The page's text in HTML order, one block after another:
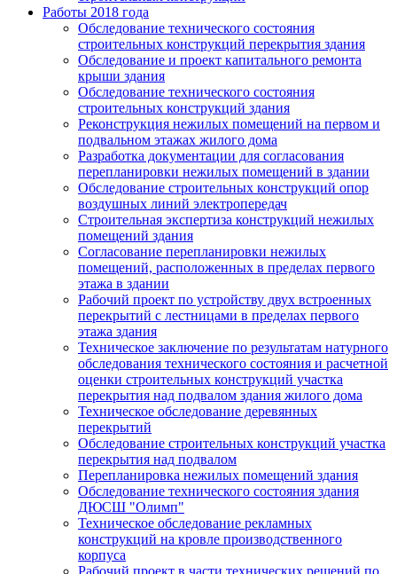
Работы 2018 года
Обследование технического состояния
строительных конструкций перекрытия здания
Обследование и проект капитального ремонта
крыши здания
Обследование технического состояния
строительных конструкций здания
Реконструкция нежилых помещений на первом и
подвальном этажах жилого дома
Разработка документации для согласования
перепланировки нежилых помещений в здании
Обследование строительных конструкций опор
воздушных линий электропередач
Строительная экспертиза конструкций нежилых
помещений здания
Согласование перепланировки нежилых
помещений, расположенных в пределах первого
этажа в здании
Рабочий проект по устройству двух встроенных
перекрытий с лестницами в пределах первого
этажа здания
Техническое заключение по результатам натурного
обследования технического состояния и расчетной
оценки строительных конструкций участка
перекрытия над подвалом здания жилого дома
Техническое обследование деревянных
перекрытий
Обследование строительных конструкций участка
перекрытия над подвалом
Перепланировка нежилых помещений здания
Обследование технического состояния здания
ДЮСШ "Олимп"
Техническое обследование рекламных
конструкций на кровле производственного
корпуса